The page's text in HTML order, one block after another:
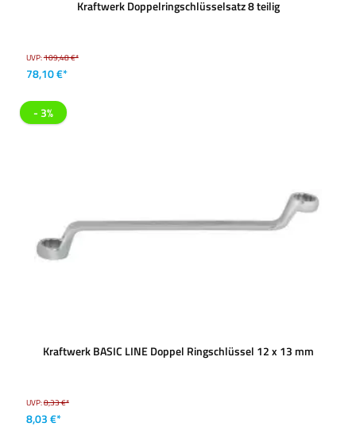
Kraftwerk Doppelringschlüsselsatz 8 teilig
UVP:109,48 €*
78,10 €*
- 3%
Kraftwerk BASIC LINE Doppel Ringschlüssel 12 x 13 mm
UVP:8,33 €*
8,03 €*